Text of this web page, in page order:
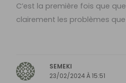
C’est la première fois que
clairement les problèmes que
SEMEKI
23/02/2024 À 15:51